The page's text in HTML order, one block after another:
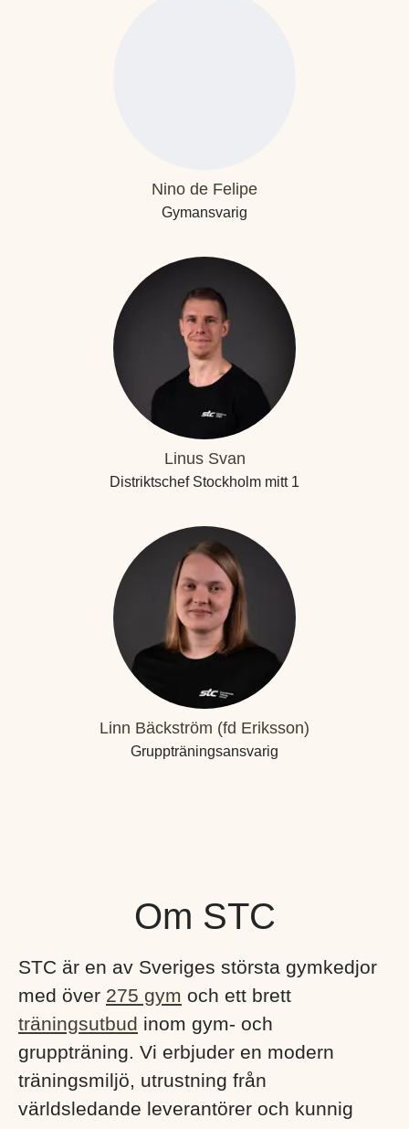
Nino de Felipe
Gymansvarig
Linus Svan
Distriktschef Stockholm mitt 1
Linn Bäckström (fd Eriksson)
Gruppträningsansvarig
Om STC
STC är en av Sveriges största gymkedjor
med över 275 gym och ett brett
träningsutbud inom gym- och
gruppträning. Vi erbjuder en modern
träningsmiljö, utrustning från
världsledande leverantörer och kunnig